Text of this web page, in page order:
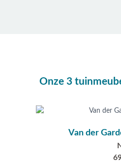
Onze 3
Van der